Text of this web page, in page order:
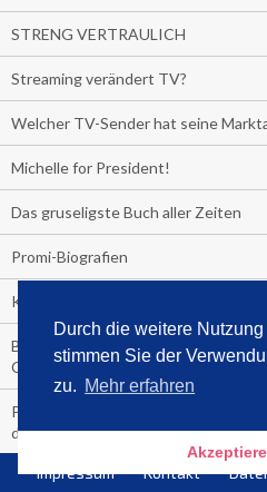
Durch die weitere
stimmen Sie der
zu. Mehr erfahren
STRENG VERTRAULICH
Streaming verändert TV?
Welcher TV-Sender hat seine
Michelle for President!
Das gruseligste Buch aller Zeiten
Promi-Biografien
Kerkeling erhält Spitzenfeder für
Börsenverein und MVB verlängern
Control bis 2024
PocketBook, Ceebo und Umbreit
die Cloud
Bella Bella
Impressum Kontakt